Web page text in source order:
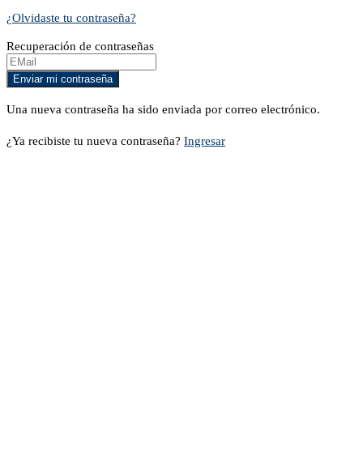
¿Olvidaste tu contraseña?
Recuperación de contraseñas
Una nueva contraseña ha sido enviada por correo electrónico.
¿Ya recibiste tu nueva contraseña? Ingresar